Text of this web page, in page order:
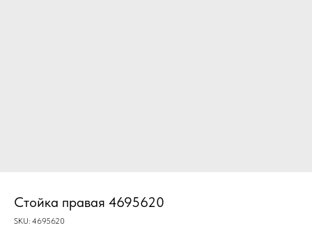
Стойка правая 4695620
SKU: 4695620